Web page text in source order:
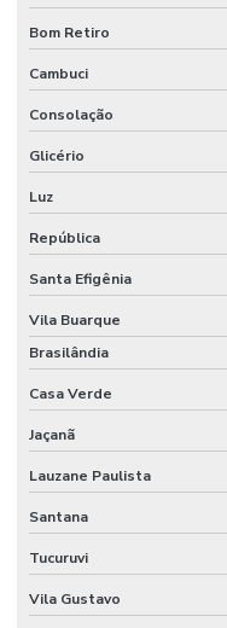
Gravação com router cnc
Locação de estandes para
Locação de estandes para
Locação de stand para
Locação de stand de
Locação de stand para
Locação de stand para
Locação de stand de
Locação de stands
Locação de stands sp
Maquina de cortar pvc
Montadora de estandes sp
Montadora de stands
Montadora de stands para
Bom Retiro
Cambuci
Consolação
Glicério
Luz
República
Santa Efigênia
Vila Buarque
Brasilândia
Casa Verde
Jaçanã
Lauzane Paulista
Santana
Tucuruvi
Vila Gustavo